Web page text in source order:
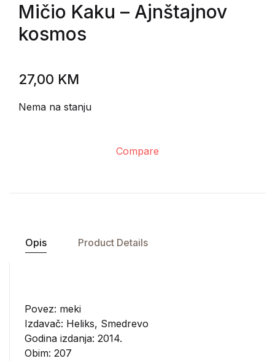
Mičio Kaku – Ajnštajnov
kosmos
27,00 KM
Nema na stanju
Compare
Opis Product Details
Povez: meki
Izdavač: Heliks, Smedrevo
Godina izdanja: 2014.
Obim: 207